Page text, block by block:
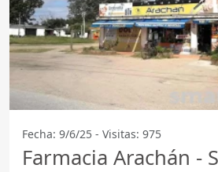
Fecha: 9/6/25 - Visitas: 975
Farmacia Arachán -